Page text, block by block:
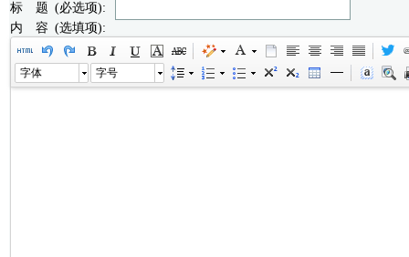
标 题 (必选项):
内 容 (选填项):
字体 字号